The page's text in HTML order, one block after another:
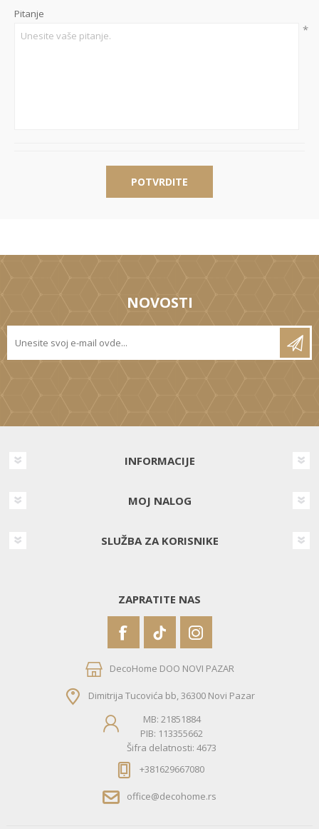
Pitanje
*
POTVRDITE
NOVOSTI
INFORMACIJE
MOJ NALOG
SLUŽBA ZA KORISNIKE
ZAPRATITE NAS
DecoHome DOO NOVI PAZAR
Dimitrija Tucovića bb, 36300 Novi Pazar
MB: 21851884
PIB: 113355662
Šifra delatnosti: 4673
+381629667080
office@decohome.rs